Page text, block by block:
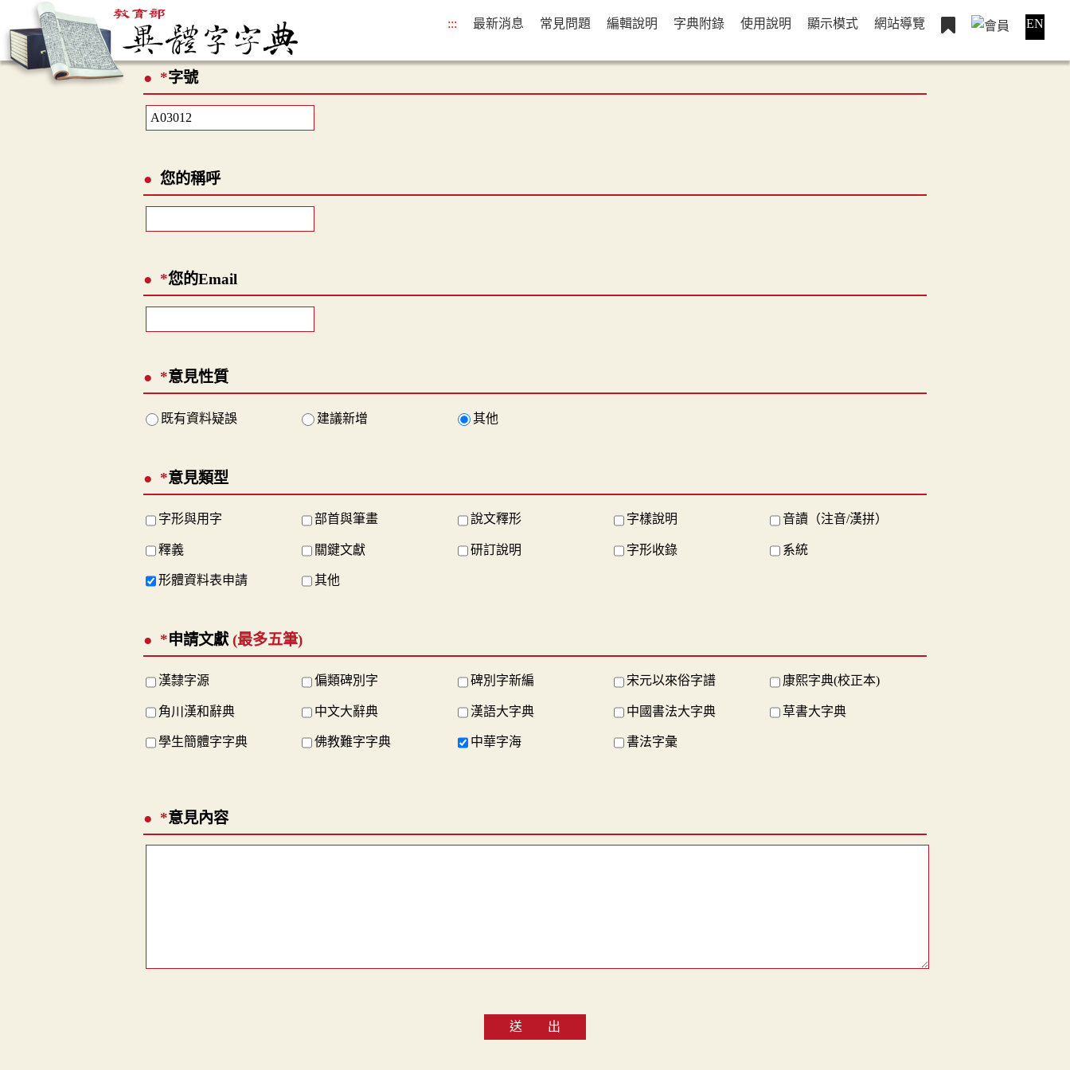
::: 最新消息 常見問題 編輯說明 字典附錄 使用說明 顯示模式 網站導覽 EN
*字號
您的稱呼
*您的Email
*意見性質
既有資料疑誤 建議新增 其他
*意見類型
字形與用字 部首與筆畫 說文釋形 字樣說明 音讀（注音/漢拼）
釋義 關鍵文獻 研訂說明 字形收錄 系統
形體資料表申請 其他
*申請文獻 (最多五筆)
漢隸字源 偏類碑別字 碑別字新編 宋元以來俗字譜 康熙字典(校正本)
角川漢和辭典 中文大辭典 漢語大字典 中國書法大字典 草書大字典
學生簡體字字典 佛教難字字典 中華字海 書法字彙
*意見內容
送 出